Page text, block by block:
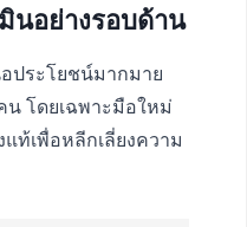
นอย่างรอบด้าน
ประโยชน์มากมาย
โดยเฉพาะมือใหม่
ท้เพื่อหลีกเลี่ยงความ